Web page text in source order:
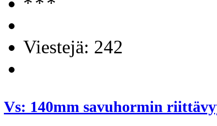
Viestejä: 242
Vs: 140mm savuhormin